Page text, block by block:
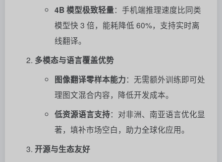
4B 模型极致轻量：手机端推理速度比同类
模型快 3 倍，能耗降低 60%，支持实时离
线翻译。
多模态与语言覆盖优势
图像翻译零样本能力：无需额外训练即可处
理图文混合内容，降低开发成本。
低资源语言支持：对非洲、南亚语言优化显
著，填补市场空白，助力全球化应用。
开源与生态友好